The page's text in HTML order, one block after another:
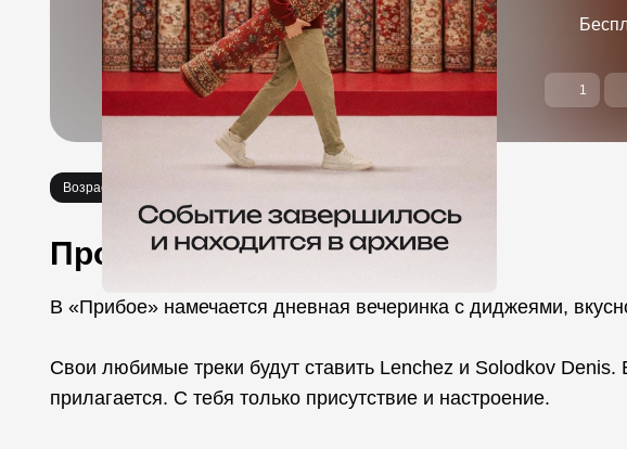
1
Возраст 16+
Про событие
В «Прибое» намечается дневная вечеринка с диджеями,
Свои любимые треки будут ставить Lenchez и Solodkov Denis.
прилагается. С тебя только присутствие и настроение.